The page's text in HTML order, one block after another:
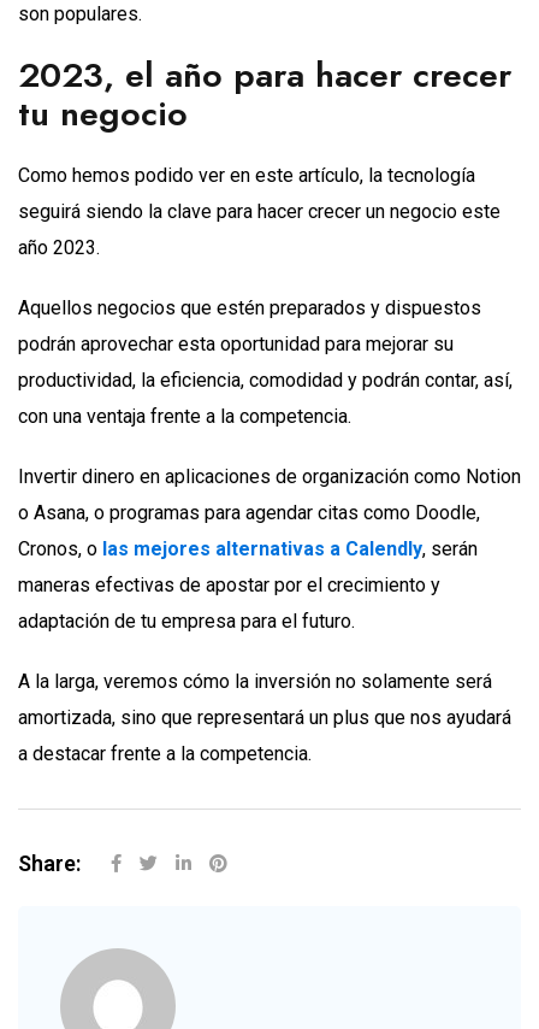
son populares.
2023, el año para hacer crecer
tu negocio
Como hemos podido ver en este artículo, la tecnología
seguirá siendo la clave para hacer crecer un negocio este
año 2023.
Aquellos negocios que estén preparados y dispuestos
podrán aprovechar esta oportunidad para mejorar su
productividad, la eficiencia, comodidad y podrán contar, así,
con una ventaja frente a la competencia.
Invertir dinero en aplicaciones de organización como Notion
o Asana, o programas para agendar citas como Doodle,
Cronos, o las mejores alternativas a Calendly, serán
maneras efectivas de apostar por el crecimiento y
adaptación de tu empresa para el futuro.
A la larga, veremos cómo la inversión no solamente será
amortizada, sino que representará un plus que nos ayudará
a destacar frente a la competencia.
Share: